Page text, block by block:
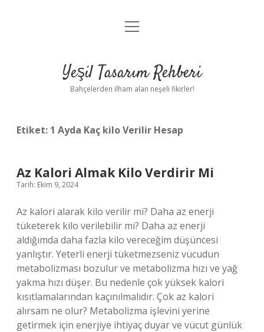
Anasayfa
Yasal Uyarı
menüyü
Yeşil Tasarım Rehberi
Bahçelerden ilham alan neşeli fikirler!
Etiket: 1 Ayda Kaç kilo Verilir Hesap
Az Kalori Almak Kilo Verdirir Mi
Tarih: Ekim 9, 2024
Az kalori alarak kilo verilir mi? Daha az enerji
tüketerek kilo verilebilir mi? Daha az enerji
aldığımda daha fazla kilo vereceğim düşüncesi
yanlıştır. Yeterli enerji tüketmezseniz vücudun
metabolizması bozulur ve metabolizma hızı ve yağ
yakma hızı düşer. Bu nedenle çok yüksek kalori
kısıtlamalarından kaçınılmalıdır. Çok az kalori
alırsam ne olur? Metabolizma işlevini yerine
getirmek için enerjiye ihtiyaç duyar ve vücut günlük